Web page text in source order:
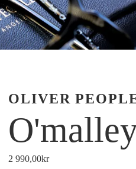
OLIVER
2 990,00kr